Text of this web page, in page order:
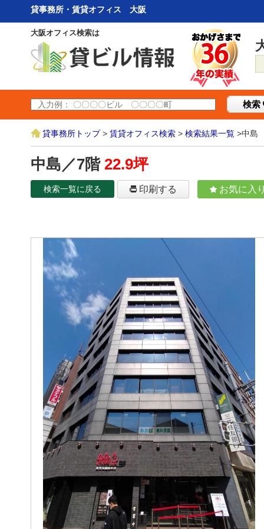
貸事務所・賃貸オフィス 大阪
大阪オフィス検索は
検索
貸事務所トップ> 賃貸オフィス検索 > 検索結果一覧 >中島
中島／7階 22.9坪
検索一覧に戻る 印刷する お気に入